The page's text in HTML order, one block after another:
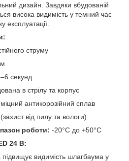
дизайн. Завдяки вбудованій
висока видимість у темний час
експлуатації.
струму
секунд
в стрілу та корпус
міцний антикорозійний сплав
від пилу та вологи)
роботи: -20°C до +50°C
24 В:
підвищує видимість шлагбаума у